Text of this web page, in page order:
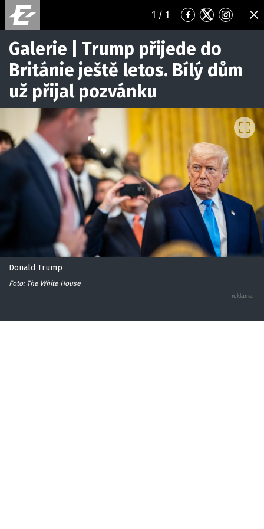
1 / 1
Přejít
na
Facebook
Přejít
na
Twitter
Přejít
na
Galerie | Trump přijede do
Británie ještě letos. Bílý dům
už přijal pozvánku
Donald Trump
Foto: The White House